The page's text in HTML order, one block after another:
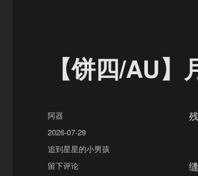
【饼四/AU】
作
者
阿器
发
布
于
2026-07-29
分
类
追到星星的小男孩
于
留下评论